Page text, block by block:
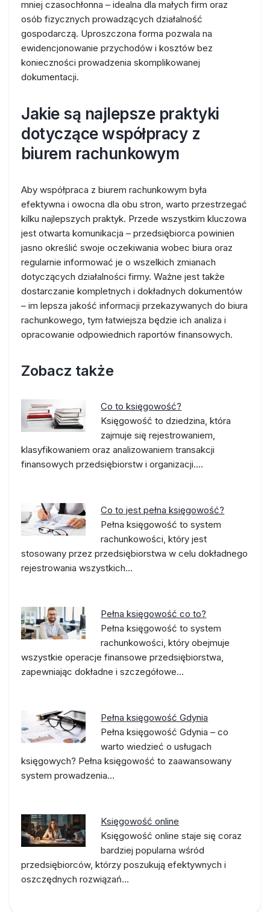
mniej czasochłonna – idealna dla małych firm oraz
osób fizycznych prowadzących działalność
gospodarczą. Uproszczona forma pozwala na
ewidencjonowanie przychodów i kosztów bez
konieczności prowadzenia skomplikowanej
dokumentacji.
Jakie są najlepsze praktyki
dotyczące współpracy z
biurem rachunkowym
Aby współpraca z biurem rachunkowym była
efektywna i owocna dla obu stron, warto przestrzegać
kilku najlepszych praktyk. Przede wszystkim kluczowa
jest otwarta komunikacja – przedsiębiorca powinien
jasno określić swoje oczekiwania wobec biura oraz
regularnie informować je o wszelkich zmianach
dotyczących działalności firmy. Ważne jest także
dostarczanie kompletnych i dokładnych dokumentów
– im lepsza jakość informacji przekazywanych do biura
rachunkowego, tym łatwiejsza będzie ich analiza i
opracowanie odpowiednich raportów finansowych.
Zobacz także
Co to księgowość?
Księgowość to dziedzina, która
zajmuje się rejestrowaniem,
klasyfikowaniem oraz analizowaniem transakcji
finansowych przedsiębiorstw i organizacji.…
Co to jest pełna księgowość?
Pełna księgowość to system
rachunkowości, który jest
stosowany przez przedsiębiorstwa w celu dokładnego
rejestrowania wszystkich…
Pełna księgowość co to?
Pełna księgowość to system
rachunkowości, który obejmuje
wszystkie operacje finansowe przedsiębiorstwa,
zapewniając dokładne i szczegółowe…
Pełna księgowość Gdynia
Pełna księgowość Gdynia – co
warto wiedzieć o usługach
księgowych? Pełna księgowość to zaawansowany
system prowadzenia…
Księgowość online
Księgowość online staje się coraz
bardziej popularna wśród
przedsiębiorców, którzy poszukują efektywnych i
oszczędnych rozwiązań…